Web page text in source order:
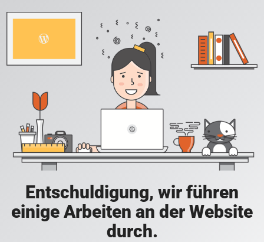
Entschuldigung, wir führen
einige Arbeiten an der Website
durch.